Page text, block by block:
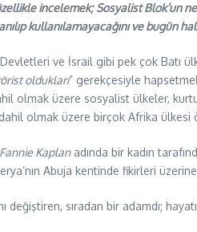
incelemek; Sosyalist Blok’un
kullanılamayacağını ve bugün
ve İsrail gibi pek çok Batı
oldukları” gerekçesiyle
olmak üzere sosyalist ülkeler,
olmak üzere birçok Afrika ülkesi
Fannie Kaplanadında bir kadın
Abuja kentinde fikirleri
değiştiren, sıradan bir adamdı;